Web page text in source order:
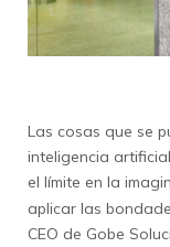
Las cosas que se
inteligencia
el límite en la
aplicar las
CEO de Gobe